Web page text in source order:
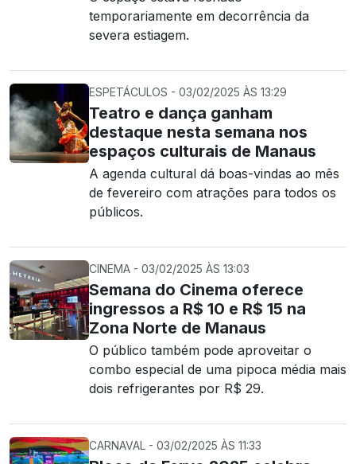
temporariamente em decorrência da
severa estiagem.
ESPETÁCULOS - 03/02/2025 ÀS 13:29
Teatro e dança ganham
destaque nesta semana nos
espaços culturais de Manaus
A agenda cultural dá boas-vindas ao mês
de fevereiro com atrações para todos os
públicos.
CINEMA - 03/02/2025 ÀS 13:03
Semana do Cinema oferece
ingressos a R$ 10 e R$ 15 na
Zona Norte de Manaus
O público também pode aproveitar o
combo especial de uma pipoca média mais
dois refrigerantes por R$ 29.
CARNAVAL - 03/02/2025 ÀS 11:33